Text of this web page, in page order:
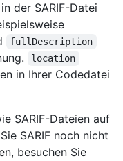
der SARIF-Datei
fullDescription
location
in Ihrer Codedatei
SARIF-Dateien auf
SARIF noch nicht
besuchen Sie